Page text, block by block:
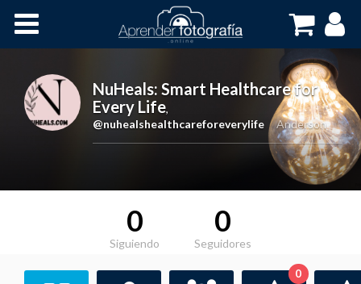
Cursos OnLine
NuHeals: Smart Healthcare for
Every Life,
@nuhealshealthcareforeverylife
Anderson
0
Siguiendo
0
Seguidores
0